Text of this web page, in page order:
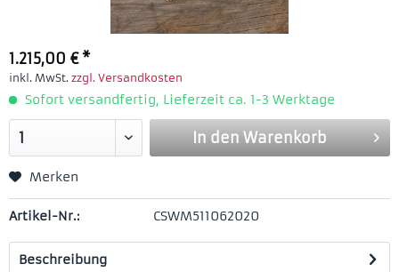
1.215,00 € *
inkl. MwSt. zzgl. Versandkosten
Sofort versandfertig, Lieferzeit ca. 1-3 Werktage
In den Warenkorb
Merken
Artikel-Nr.: CSWM511062020
Beschreibung